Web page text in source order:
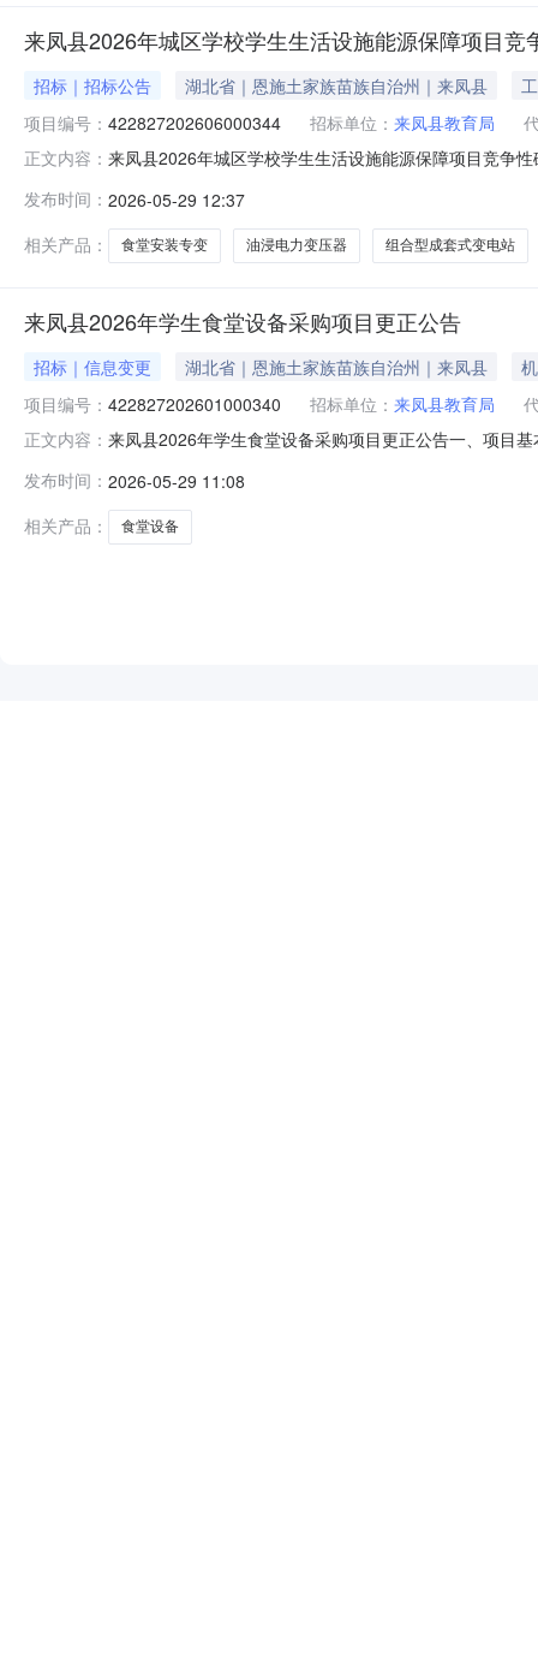
来凤县2026年城区学校学生生活设施能源保障项目竞
招标｜招标公告 湖北省｜恩施土家族苗族自治州｜来凤县
项目编号： 422827202606000344 招标单位： 来凤县教育局
正文内容： 来凤县2026年城区学校学生生活设施能源保障项目竞争
基本情况1、项目编号：4228272026060003442、采购
发布时间： 2026-05-29 12:37
相关产品：
食堂安装专变 油浸电力变压器 组合型成套式变电站
来凤县2026年学生食堂设备采购项目更正公告
招标｜信息变更 湖北省｜恩施土家族苗族自治州｜来凤县
项目编号： 422827202601000340 招标单位： 来凤县教育局
正文内容： 来凤县2026年学生食堂设备采购项目更正公告一、项目
及标准评分标准检测报告12点，现有国家标准不存在
发布时间： 2026-05-29 11:08
相关产品：
食堂设备